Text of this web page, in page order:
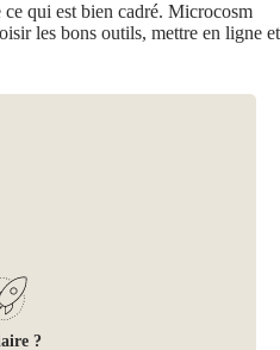
qui est bien cadré. Microcosm
les bons outils, mettre en ligne et
?